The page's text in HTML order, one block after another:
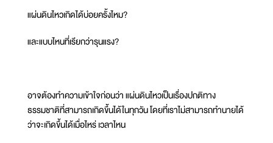
แผ่นดินไหวเกิดได้บ่อยครั้งไหม?
และแบบไหนที่เรียกว่ารุนแรง?
อาจต้องทำความเข้าใจก่อนว่า แผ่นดินไหวเป็นเรื่องปกติทาง
ธรรมชาติที่สามารถเกิดขึ้นได้ในทุกวัน โดยที่เราไม่สามารถทำนายได้
ว่าจะเกิดขึ้นได้เมื่อไหร่ เวลาไหน